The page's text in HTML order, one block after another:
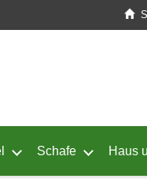
öffnen
Rinder öffnen
Untermenü von
Schafe Haus